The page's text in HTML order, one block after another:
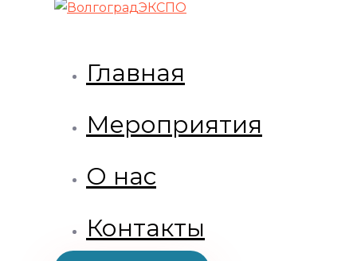
Главная
Мероприятия
О нас
Контакты